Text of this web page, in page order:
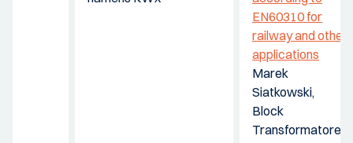
EN60310 for
railway and other
applications
Marek
Siatkowski,
Block
Transformatoren